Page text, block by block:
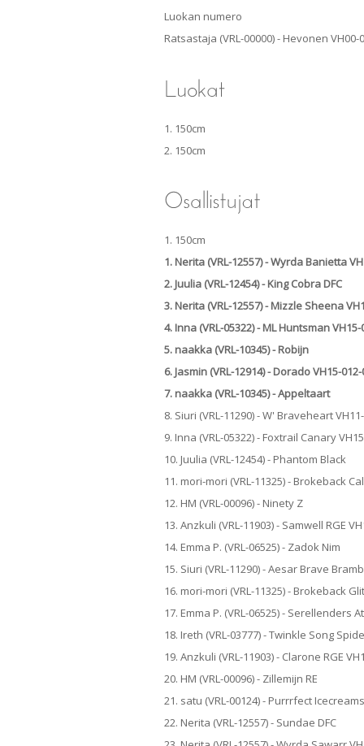
Luokan numero
Ratsastaja (VRL-00000) - Hevonen VH00-
1. 150cm
2. 150cm
1. 150cm
1. Nerita (VRL-12557) - Wyrda Banietta
2. Juulia (VRL-12454) - King Cobra DFC
3. Nerita (VRL-12557) - Mizzle Sheena
4. Inna (VRL-05322) - ML Huntsman VH15-
5. naakka (VRL-10345) - Robijn
6. Jasmin (VRL-12914) - Dorado VH15-
7. naakka (VRL-10345) - Appeltaart
8. Siuri (VRL-11290) - W' Braveheart
9. Inna (VRL-05322) - Foxtrail Canary
10. Juulia (VRL-12454) - Phantom Black
11. mori-mori (VRL-11325) - Brokeback
12. HM (VRL-00096) - Ninety Z
13. Anzkuli (VRL-11903) - Samwell RGE
14. Emma P. (VRL-06525) - Zadok Nim
15. Siuri (VRL-11290) - Aesar Brave
16. mori-mori (VRL-11325) - Brokeback
17. Emma P. (VRL-06525) - Serellenders
18. Ireth (VRL-03777) - Twinkle Song
19. Anzkuli (VRL-11903) - Clarone RGE
20. HM (VRL-00096) - Zillemijn RE
21. satu (VRL-00124) - Purrrfect
22. Nerita (VRL-12557) - Sundae DFC